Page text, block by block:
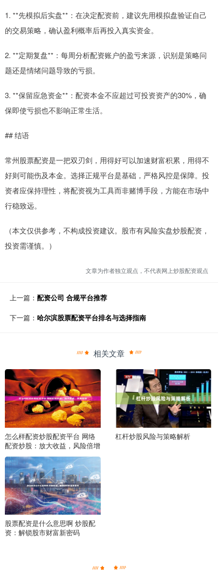
1. **先模拟后实盘**：在决定配资前，建议先用模拟盘验证自己
的交易策略，确认盈利概率后再投入真实资金。
2. **定期复盘**：每周分析配资账户的盈亏来源，识别是策略问
题还是情绪问题导致的亏损。
3. **保留应急资金**：配资本金不应超过可投资资产的30%，确
保即使亏损也不影响正常生活。
## 结语
常州股票配资是一把双刃剑，用得好可以加速财富积累，用得不
好则可能伤及本金。选择正规平台是基础，严格风控是保障。投
资者应保持理性，将配资视为工具而非赌博手段，方能在市场中
行稳致远。
（本文仅供参考，不构成投资建议。股市有风险实盘炒股配资，
投资需谨慎。）
文章为作者独立观点，不代表网上炒股配资观点
上一篇： 配资公司 合规平台推荐
下一篇： 哈尔滨股票配资平台排名与选择指南
相关文章
怎么样配资炒股配资平台 网络
配资炒股：放大收益，风险倍增
杠杆炒股风险与策略解析
股票配资是什么意思啊 炒股配
资：解锁股市财富新密码